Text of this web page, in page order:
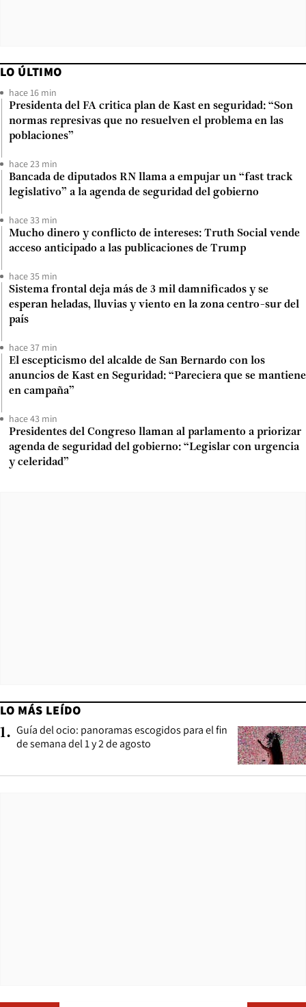
LO ÚLTIMO
hace 16 min
Presidenta del FA critica plan de Kast en seguridad: “Son
normas represivas que no resuelven el problema en las
poblaciones”
hace 23 min
Bancada de diputados RN llama a empujar un “fast track
legislativo” a la agenda de seguridad del gobierno
hace 33 min
Mucho dinero y conflicto de intereses: Truth Social vende
acceso anticipado a las publicaciones de Trump
hace 35 min
Sistema frontal deja más de 3 mil damnificados y se
esperan heladas, lluvias y viento en la zona centro-sur del
país
hace 37 min
El escepticismo del alcalde de San Bernardo con los
anuncios de Kast en Seguridad: “Pareciera que se mantiene
en campaña”
hace 43 min
Presidentes del Congreso llaman al parlamento a priorizar
agenda de seguridad del gobierno: “Legislar con urgencia
y celeridad”
LO MÁS LEÍDO
1. Guía del ocio: panoramas escogidos para el fin
de semana del 1 y 2 de agosto